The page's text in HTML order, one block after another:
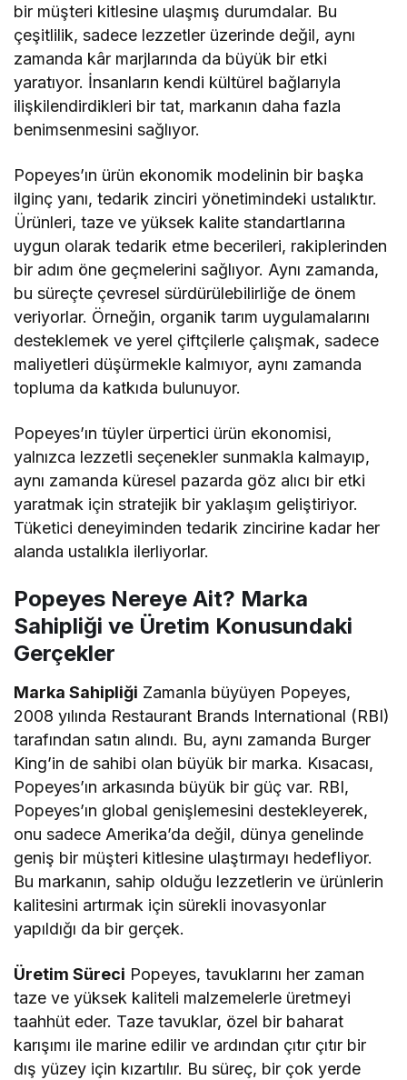
bir müşteri kitlesine ulaşmış durumdalar. Bu
çeşitlilik, sadece lezzetler üzerinde değil, aynı
zamanda kâr marjlarında da büyük bir etki
yaratıyor. İnsanların kendi kültürel bağlarıyla
ilişkilendirdikleri bir tat, markanın daha fazla
benimsenmesini sağlıyor.
Popeyes’ın ürün ekonomik modelinin bir başka
ilginç yanı, tedarik zinciri yönetimindeki ustalıktır.
Ürünleri, taze ve yüksek kalite standartlarına
uygun olarak tedarik etme becerileri, rakiplerinden
bir adım öne geçmelerini sağlıyor. Aynı zamanda,
bu süreçte çevresel sürdürülebilirliğe de önem
veriyorlar. Örneğin, organik tarım uygulamalarını
desteklemek ve yerel çiftçilerle çalışmak, sadece
maliyetleri düşürmekle kalmıyor, aynı zamanda
topluma da katkıda bulunuyor.
Popeyes’ın tüyler ürpertici ürün ekonomisi,
yalnızca lezzetli seçenekler sunmakla kalmayıp,
aynı zamanda küresel pazarda göz alıcı bir etki
yaratmak için stratejik bir yaklaşım geliştiriyor.
Tüketici deneyiminden tedarik zincirine kadar her
alanda ustalıkla ilerliyorlar.
Popeyes Nereye Ait? Marka
Sahipliği ve Üretim Konusundaki
Gerçekler
Marka Sahipliği Zamanla büyüyen Popeyes,
2008 yılında Restaurant Brands International (RBI)
tarafından satın alındı. Bu, aynı zamanda Burger
King’in de sahibi olan büyük bir marka. Kısacası,
Popeyes’ın arkasında büyük bir güç var. RBI,
Popeyes’ın global genişlemesini destekleyerek,
onu sadece Amerika’da değil, dünya genelinde
geniş bir müşteri kitlesine ulaştırmayı hedefliyor.
Bu markanın, sahip olduğu lezzetlerin ve ürünlerin
kalitesini artırmak için sürekli inovasyonlar
yapıldığı da bir gerçek.
Üretim Süreci Popeyes, tavuklarını her zaman
taze ve yüksek kaliteli malzemelerle üretmeyi
taahhüt eder. Taze tavuklar, özel bir baharat
karışımı ile marine edilir ve ardından çıtır çıtır bir
dış yüzey için kızartılır. Bu süreç, bir çok yerde